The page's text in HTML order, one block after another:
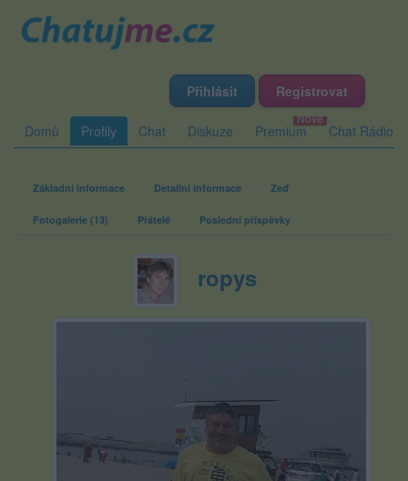
Přihlásit Registrovat
Domů Profily Chat Diskuze Premium Chat Rádio
Základní informace Detailní informace Zeď
Fotogalerie (13) Přátelé Poslední příspěvky
ropys